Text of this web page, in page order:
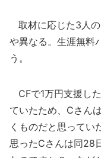
取材に応じた3人
や異なる。生涯無料
う。
CFで1万円支援し
ていたため、Cさん
くものだと思ってい
思ったCさんは同28